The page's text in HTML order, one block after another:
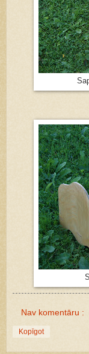
Nav komentāru :
Kopīgot